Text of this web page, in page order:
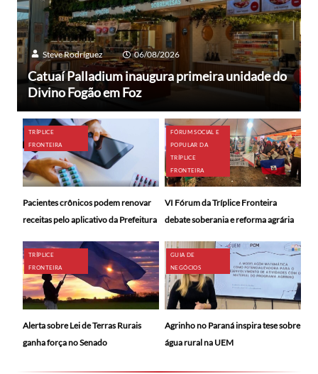
Steve Rodríguez 06/08/2026
Catuaí Palladium inaugura primeira unidade do
Divino Fogão em Foz
TRÍPLICE
FRONTEIRA
Pacientes crônicos podem renovar
receitas pelo aplicativo da Prefeitura
FÓRUM SOCIAL E
POPULAR DA
TRÍPLICE
FRONTEIRA
VI Fórum da Tríplice Fronteira
debate soberania e reforma agrária
TRÍPLICE
FRONTEIRA
Alerta sobre Lei de Terras Rurais
ganha força no Senado
GUIA DE
NEGÓCIOS
Agrinho no Paraná inspira tese sobre
água rural na UEM